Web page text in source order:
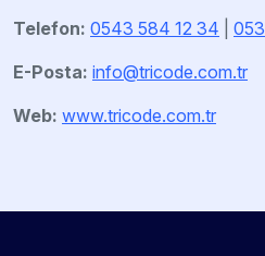
Telefon: 0543 584 12 34
E-Posta: info@tricode.com.tr
Web: www.tricode.com.tr